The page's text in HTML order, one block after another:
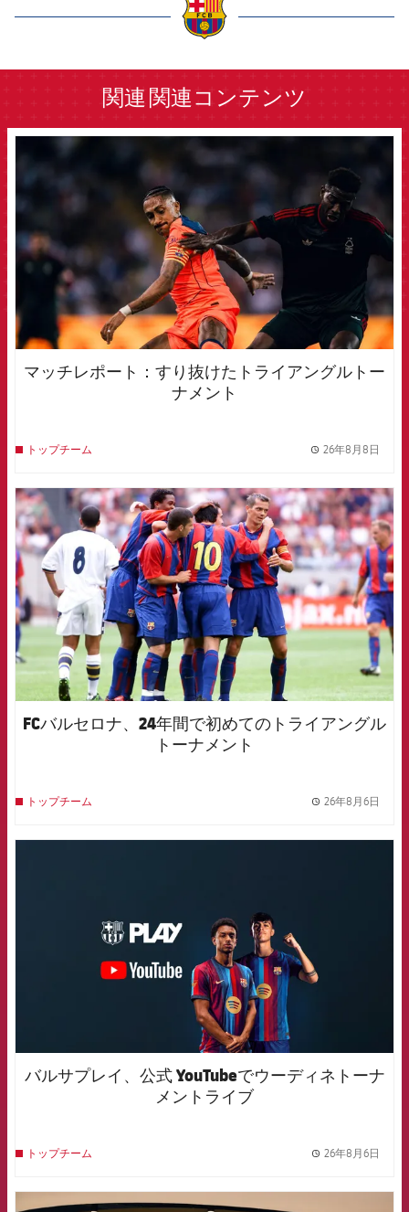
関連 関連コンテンツ
FCB Barcelona badge
マッチレポート：すり抜けたトライアングルトー
ナメント
トップチーム 26年8月8日
FCB Barcelona badge
FCバルセロナ、24年間で初めてのトライアングル
トーナメント
トップチーム 26年8月6日
バルサプレイ、公式 YouTubeでウーディネトーナ
メントライブ
トップチーム 26年8月6日